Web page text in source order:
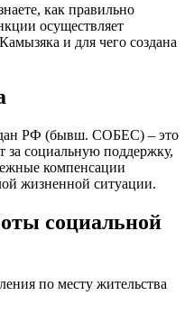
как правильно
осуществляет
и для чего создана
РФ (бывш. СОБЕС) – это
за социальную поддержку,
компенсации
жизненной ситуации.
социальной
по месту жительства